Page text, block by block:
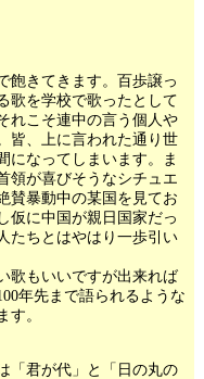
飽きてきます。百歩譲っ
歌を学校で歌ったとして
れこそ連中の言う個人や
皆、上に言われた通り世
になってしまいます。ま
領が喜びそうなシチュエ
賛暴動中の某国を見てお
仮に中国が親日国家だっ
たちとはやはり一歩引い
歌もいいですが出来れば
年先まで語られるような
す。
「君が代」と「日の丸の